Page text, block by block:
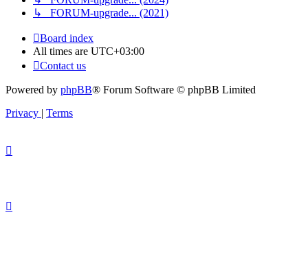
↳ FORUM-upgrade... (2021)
Board index
All times are UTC+03:00
Contact us
Powered by phpBB® Forum Software © phpBB Limited
Privacy | Terms